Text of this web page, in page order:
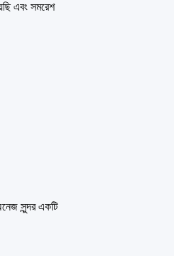
এবং সমরেশ
সুন্দর একটি